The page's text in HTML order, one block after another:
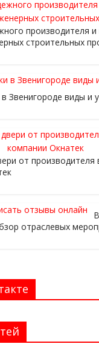
производителя
строительных
Звенигороде виды и
от производителя
отраслевых